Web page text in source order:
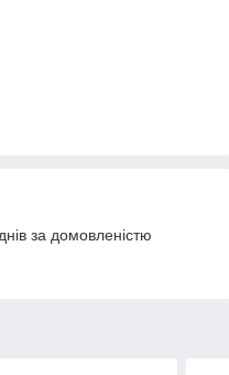
за домовленістю